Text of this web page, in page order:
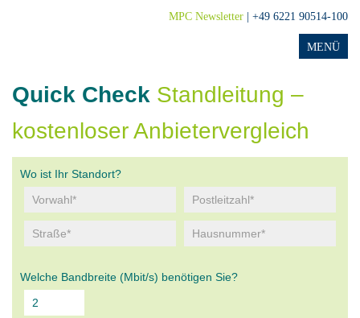
MPC Newsletter | +49 6221 90514-100
Quick Check Standleitung –
kostenloser Anbietervergleich
Wo ist Ihr Standort?
Welche Bandbreite (Mbit/s) benötigen Sie?